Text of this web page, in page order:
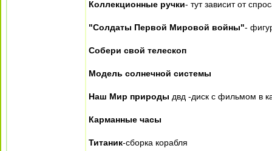
Коллекционные ручки- тут зависит от
"Солдаты Первой Мировой войны"-
Собери свой телескоп
Модель солнечной системы
Наш Мир природы двд -диск с фильмом в
Карманные часы
Титаник-сборка корабля